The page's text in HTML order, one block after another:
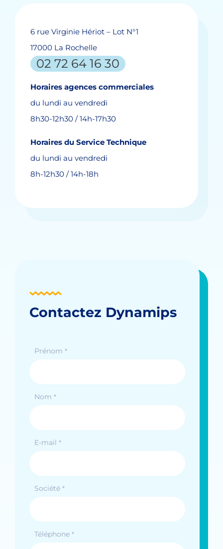
6 rue Virginie Hériot – Lot N°1
17000 La Rochelle
02 72 64 16 30
Horaires agences commerciales
du lundi au vendredi
8h30-12h30 / 14h-17h30
Horaires du Service Technique
du lundi au vendredi
8h-12h30 / 14h-18h
Contactez Dynamips
Prénom *
Nom *
E-mail *
Société *
Téléphone *